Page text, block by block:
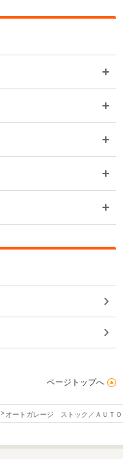
ページトップへ
オートガレージ ストック／ＡＵＴ